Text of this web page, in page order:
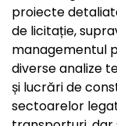
proiecte
de licitație,
managementul
diverse analize
și lucrări de
sectoarelor